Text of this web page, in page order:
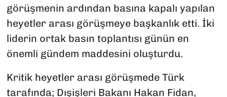
görüşmenin ardından basına kapalı yapılan
heyetler arası görüşmeye başkanlık etti. İki
liderin ortak basın toplantısı günün en
önemli gündem maddesini oluşturdu.
Kritik heyetler arası görüşmede Türk
tarafında; Dışişleri Bakanı Hakan Fidan,